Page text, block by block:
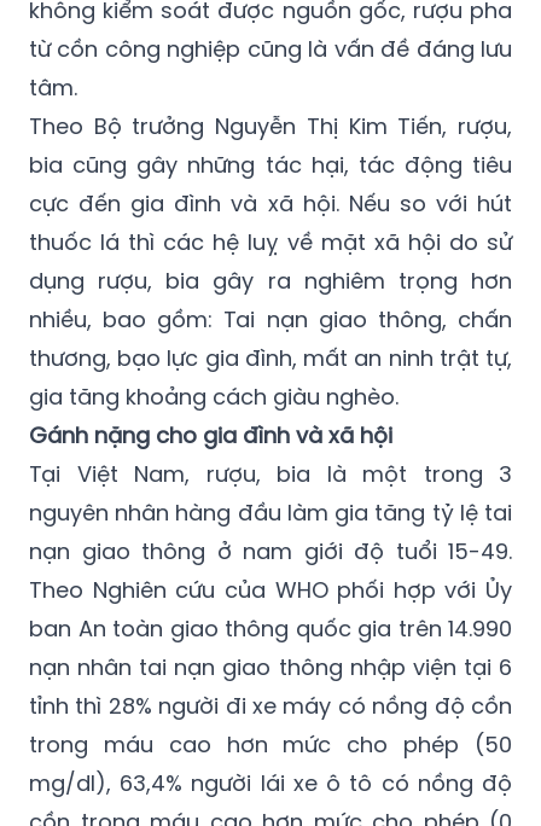
tổn hại sức khỏe do ngộ độc rượu, bia trong
đó có rượu, bia không bảo đảm chất lượng,
không kiểm soát được nguồn gốc, rượu pha
từ cồn công nghiệp cũng là vấn đề đáng lưu
tâm.
Theo Bộ trưởng Nguyễn Thị Kim Tiến, rượu,
bia cũng gây những tác hại, tác động tiêu
cực đến gia đình và xã hội. Nếu so với hút
thuốc lá thì các hệ luỵ về mặt xã hội do sử
dụng rượu, bia gây ra nghiêm trọng hơn
nhiều, bao gồm: Tai nạn giao thông, chấn
thương, bạo lực gia đình, mất an ninh trật tự,
gia tăng khoảng cách giàu nghèo.
Gánh nặng cho gia đình và xã hội
Tại Việt Nam, rượu, bia là một trong 3
nguyên nhân hàng đầu làm gia tăng tỷ lệ tai
nạn giao thông ở nam giới độ tuổi 15-49.
Theo Nghiên cứu của WHO phối hợp với Ủy
ban An toàn giao thông quốc gia trên 14.990
nạn nhân tai nạn giao thông nhập viện tại 6
tỉnh thì 28% người đi xe máy có nồng độ cồn